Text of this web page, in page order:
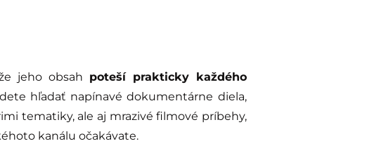
jeho obsah poteší prakticky každého
hľadať napínavé dokumentárne diela,
tematiky, ale aj mrazivé filmové príbehy,
kanálu očakávate.